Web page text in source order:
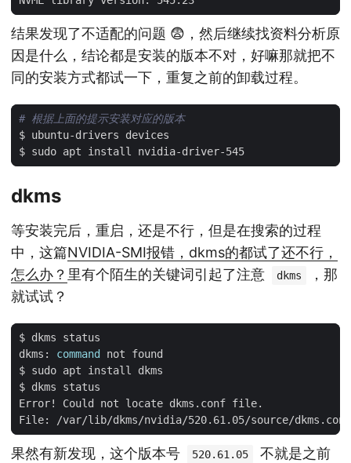
结果发现了不适配的问题 😨，然后继续找资料分析原
因是什么，结论都是安装的版本不对，好嘛那就把不
同的安装方式都试一下，重复之前的卸载过程。
# 根据上面的提示安装对应的版本
dkms
等安装完后，重启，还是不行，但是在搜索的过程
中，这篇NVIDIA-SMI报错，dkms的都试了还不行，
怎么办？ 里有个陌生的关键词引起了注意 dkms
，那
就试试？
dkms: command
果然有新发现，这个版本号 520.61.05
不就是之前